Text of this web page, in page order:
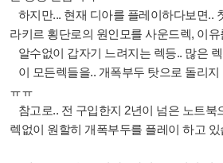
하지만... 현재 디아를 플레이하다보면..
라키르 횡단로의 원인모를 사운드렉, 이유
알수없이 갑자기 느려지는 렉등.. 많은
이 모든렉들을.. 개폭부두 탓으로 돌리
ㅠㅠ
참고로.. 전 구입한지 2년이 넘은 노트북
렉없이 원할히 개폭부두를 플레이 하고 있